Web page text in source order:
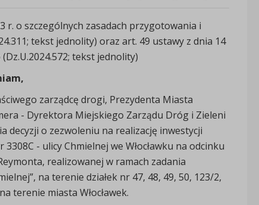
r. o szczególnych zasadach przygotowania i
tekst jednolity) oraz art. 49 ustawy z dnia 14
tekst jednolity)
zarządcę drogi, Prezydenta Miasta
- Dyrektora Miejskiego Zarządu Dróg i Zieleni
decyzji o zezwoleniu na realizację inwestycji
- ulicy Chmielnej we Włocławku na odcinku
realizowanej w ramach zadania
na terenie działek nr 47, 48, 49, 50, 123/2,
terenie miasta Włocławek.